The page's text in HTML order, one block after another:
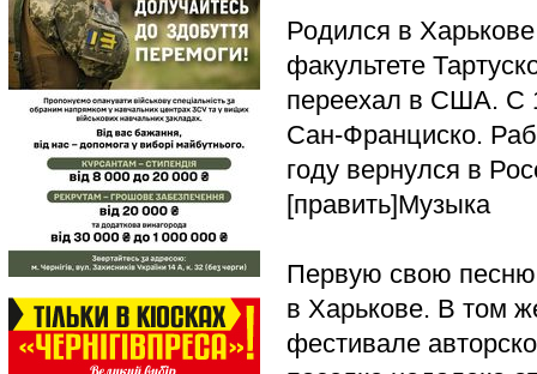
Родился в
факультете
переехал в США. С
Сан-Франциско.
году вернулся в
[править]Музыка
Первую свою
в Харькове. В том
фестивале